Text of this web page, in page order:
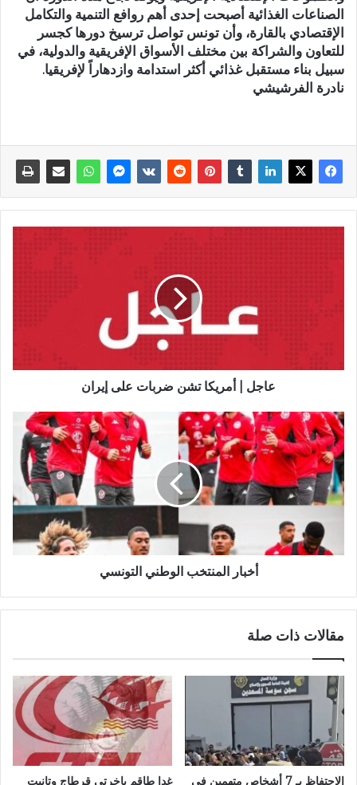
الصناعات الغذائية أصبحت إحدى أهم روافع التنمية والتكامل
الإقتصادي بالقارة، وأن تونس تواصل ترسيخ دورها كجسر
للتعاون والشراكة بين مختلف الأسواق الإفريقية والدولية، في
سبيل بناء مستقبل غذائي أكثر استدامة وازدهاراً لإفريقيا.
نادرة الفرشيشي
عاجل | أمريكا تشن ضربات على إيران
أخبار المنتخب الوطني التونسي
مقالات ذات صلة
الاحتفاظ بـ 7 أشخاص متهمين في غدا طاقم باخرتي قرطاج وتانيت